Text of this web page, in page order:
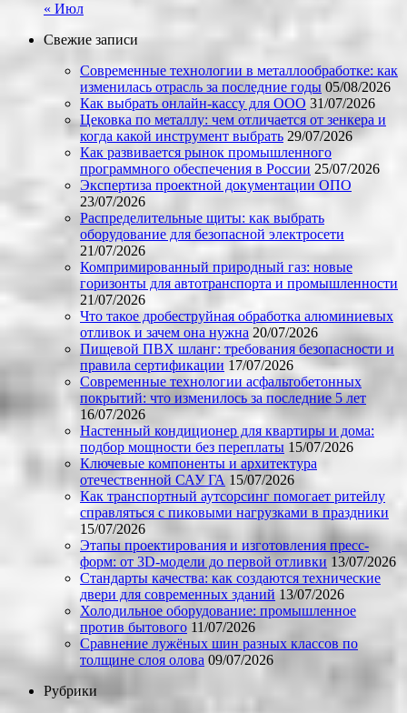
« Июл
Свежие записи
Современные технологии в металлообработке: как
изменилась отрасль за последние годы 05/08/2026
Как выбрать онлайн-кассу для ООО 31/07/2026
Цековка по металлу: чем отличается от зенкера и
когда какой инструмент выбрать 29/07/2026
Как развивается рынок промышленного
программного обеспечения в России 25/07/2026
Экспертиза проектной документации ОПО
23/07/2026
Распределительные щиты: как выбрать
оборудование для безопасной электросети
21/07/2026
Компримированный природный газ: новые
горизонты для автотранспорта и промышленности
21/07/2026
Что такое дробеструйная обработка алюминиевых
отливок и зачем она нужна 20/07/2026
Пищевой ПВХ шланг: требования безопасности и
правила сертификации 17/07/2026
Современные технологии асфальтобетонных
покрытий: что изменилось за последние 5 лет
16/07/2026
Настенный кондиционер для квартиры и дома:
подбор мощности без переплаты 15/07/2026
Ключевые компоненты и архитектура
отечественной САУ ГА 15/07/2026
Как транспортный аутсорсинг помогает ритейлу
справляться с пиковыми нагрузками в праздники
15/07/2026
Этапы проектирования и изготовления пресс-
форм: от 3D-модели до первой отливки 13/07/2026
Стандарты качества: как создаются технические
двери для современных зданий 13/07/2026
Холодильное оборудование: промышленное
против бытового 11/07/2026
Сравнение лужёных шин разных классов по
толщине слоя олова 09/07/2026
Рубрики